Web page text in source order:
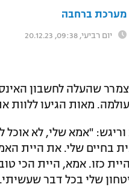
מערכת ברחבה
יום רביעי, 09:38, 20.12.23
שהעלה לחשבון
מאות הגיעו ללוות
"אמא שלי, לא אוכל
בחיים שלי. את היית
כזו. אמא, היית הכי
שלי בכל דבר